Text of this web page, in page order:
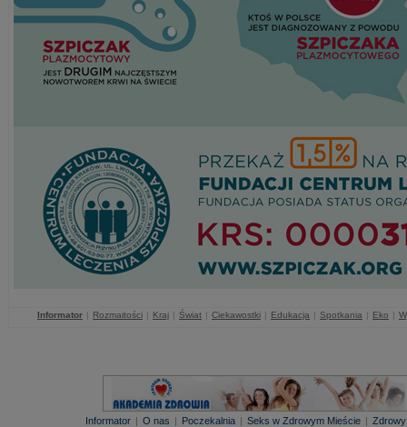
Informator | Rozmaitości | Kraj | Świat | Ciekawostki | Edukacja | Spotkania | Eko |
Informator | O nas | Poczekalnia | Seks w Zdrowym Mieście |